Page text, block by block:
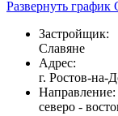
Развернуть график
Застройщик:
Славяне
Адрес:
г. Ростов-на-
Направление:
северо -